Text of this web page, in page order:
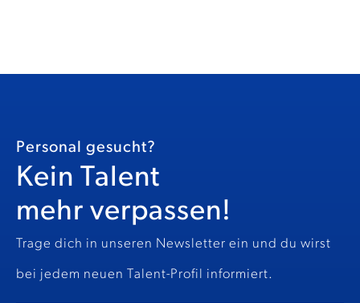
Personal gesucht?
Kein Talent
mehr verpassen!
Trage dich in unseren Newsletter ein und du wirst
bei jedem neuen Talent-Profil informiert.